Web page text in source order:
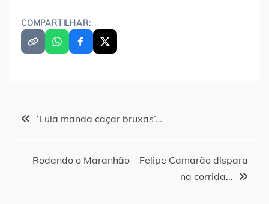
COMPARTILHAR:
Navegação
‘Lula manda caçar bruxas’…
Rodando o Maranhão – Felipe Camarão dispara
na corrida…